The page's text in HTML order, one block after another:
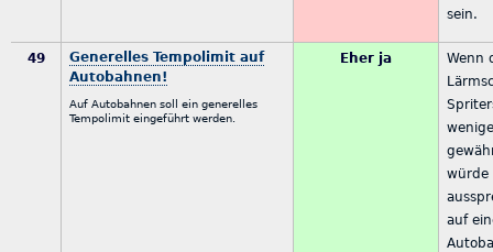
sein.
49
Generelles Tempolimit auf
Autobahnen!
Auf Autobahnen soll ein generelles
Tempolimit eingeführt werden.
Eher ja
Wenn
würde
auf